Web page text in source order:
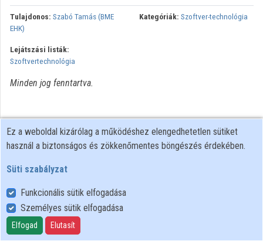
Közreműködők
Tulajdonos: Szabó Tamás (BME
EHK)
Kategóriák: Szoftver-technológia
Lejátszási listák:
Szoftvertechnológia
Minden jog fenntartva.
Felhasználói szabályzat
Adatkezelési tájékoztató
Süti szabályzat
Ez a weboldal kizárólag a működéshez elengedhetetlen sütiket
használ a biztonságos és zökkenőmentes böngészés érdekében.
Süti szabályzat
Funkcionális sütik elfogadása
Személyes sütik elfogadása
Elfogad Elutasít